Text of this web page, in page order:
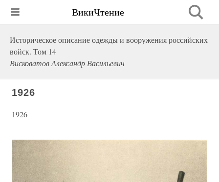
ВикиЧтение
Историческое описание одежды и вооружения российских
войск. Том 14
Висковатов Александр Васильевич
1926
1926